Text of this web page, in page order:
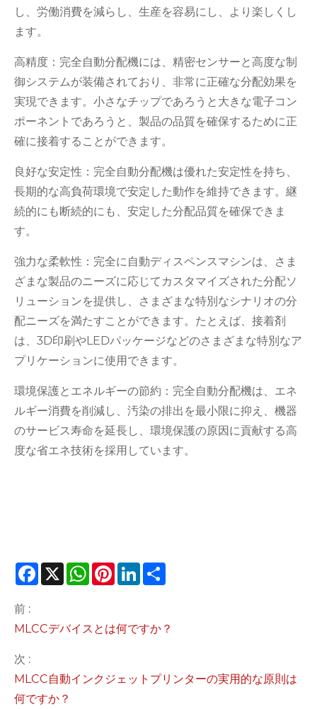
し、労働消費を減らし、生産を容易にし、より楽しくし
ます。
高精度：完全自動分配機には、精密センサーと高度な制
御システムが装備されており、非常に正確な分配効果を
実現できます。小さなチップであろうと大きな電子コン
ポーネントであろうと、製品の品質を確保するために正
確に接着することができます。
良好な安定性：完全自動分配機は優れた安定性を持ち、
長期的な高負荷環境で安定した動作を維持できます。継
続的にも断続的にも、安定した分配品質を確保できま
す。
強力な柔軟性：完全に自動ディスペンスマシンは、さま
ざまな製品のニーズに応じてカスタマイズされた分配ソ
リューションを提供し、さまざまな特別なシナリオの分
配ニーズを満たすことができます。たとえば、接着剤
は、3D印刷やLEDパッケージなどのさまざまな特別なア
プリケーションに使用できます。
環境保護とエネルギーの節約：完全自動分配機は、エネ
ルギー消費を削減し、汚染の排出を最小限に抑え、機器
のサービス寿命を延長し、環境保護の原因に貢献する高
度な省エネ技術を採用しています。
Facebook
X WhatsApp
PinterestLinkedIn
前 :
MLCCデバイスとは何ですか？
次 :
MLCC自動インクジェットプリンターの実用的な原則は
何ですか？